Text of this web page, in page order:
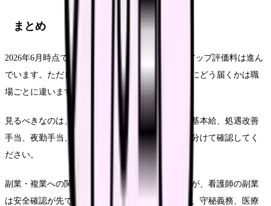
まとめ
2026年6月時点で、看護師の賃上げ支援やベースアップ評価料は進ん
でいます。ただし、それが自分の手取りや基本給にどう届くかは職
場ごとに違います。
見るべきなのは、制度名ではなく給与明細です。基本給、処遇改善
手当、夜勤手当、賞与算定、控除、支給開始月を分けて確認してく
ださい。
副業・複業への関心が高まるのは自然な流れですが、看護師の副業
は安全確認が先です。就業規則、労働時間、睡眠、守秘義務、医療